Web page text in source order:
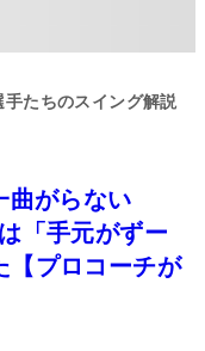
手たちのスイング解説
曲がらない
「手元がずー
【プロコーチが